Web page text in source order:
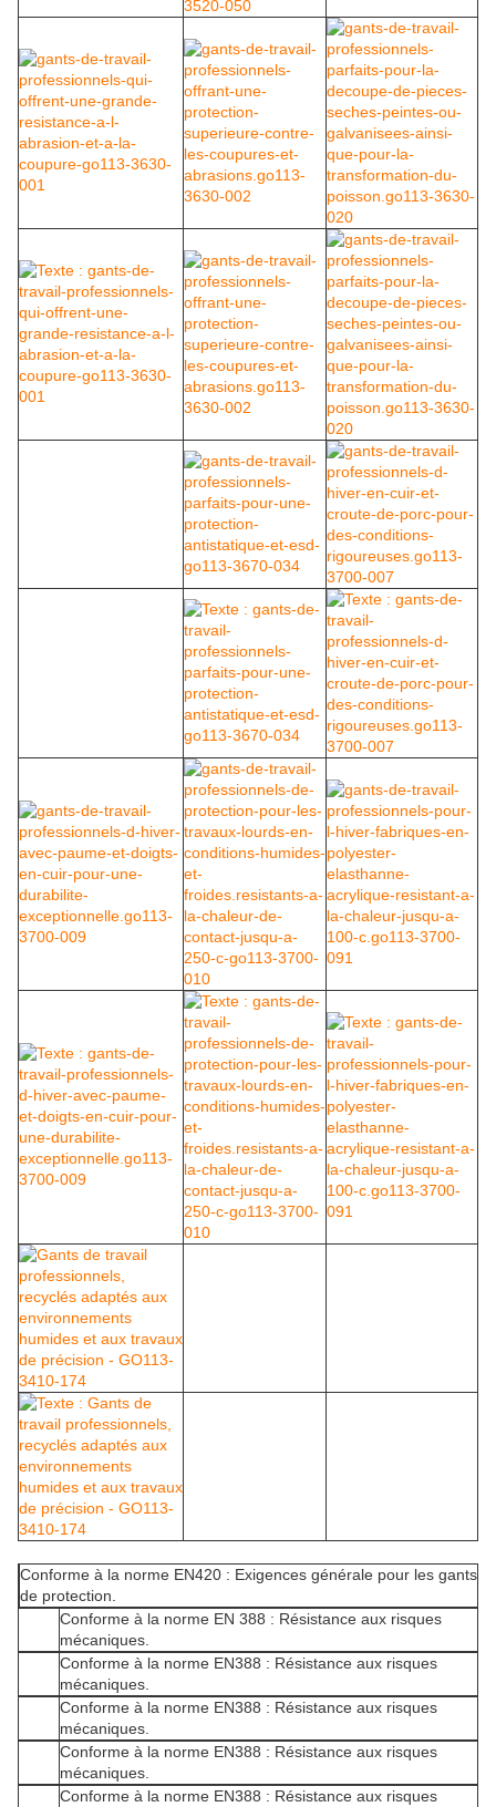
Conforme à la norme EN420 : Exigences générale pour les gants
de protection.
Conforme à la norme EN 388 : Résistance aux risques
mécaniques.
Conforme à la norme EN388 : Résistance aux risques
mécaniques.
Conforme à la norme EN388 : Résistance aux risques
mécaniques.
Conforme à la norme EN388 : Résistance aux risques
mécaniques.
Conforme à la norme EN388 : Résistance aux risques